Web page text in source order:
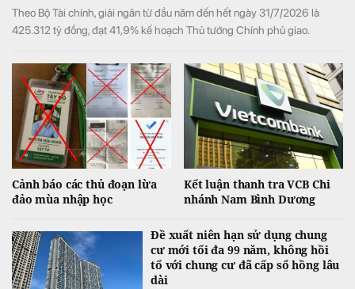
Theo Bộ Tài chính, giải ngân từ đầu năm đến hết ngày 31/7/2026 là
425.312 tỷ đồng, đạt 41,9% kế hoạch Thủ tướng Chính phủ giao.
Cảnh báo các thủ đoạn lừa
đảo mùa nhập học
Kết luận thanh tra VCB Chi
nhánh Nam Bình Dương
Đề xuất niên hạn sử dụng chung
cư mới tối đa 99 năm, không hồi
tố với chung cư đã cấp sổ hồng lâu
dài